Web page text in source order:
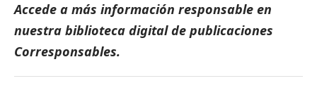
Accede a más información responsable en
nuestra biblioteca digital de publicaciones
Corresponsables.